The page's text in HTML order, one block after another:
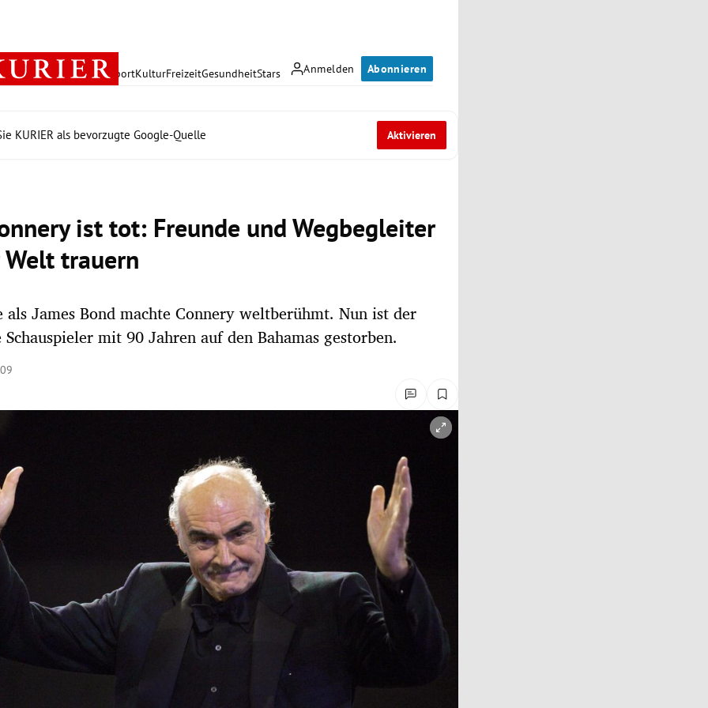
Anmelden Abonnieren
PolitikWirtschaft SportKulturFreizeitGesundheitStars
KURIER als bevorzugte Google-Quelle Aktivieren
ist tot: Freunde und Wegbegleiter
trauern
als James Bond machte Connery weltberühmt. Nun ist der
Schauspieler mit 90 Jahren auf den Bahamas gestorben.
öffnen/schließen